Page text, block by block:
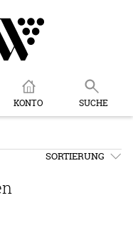
KONTO SUCHE
SORTIERUNG